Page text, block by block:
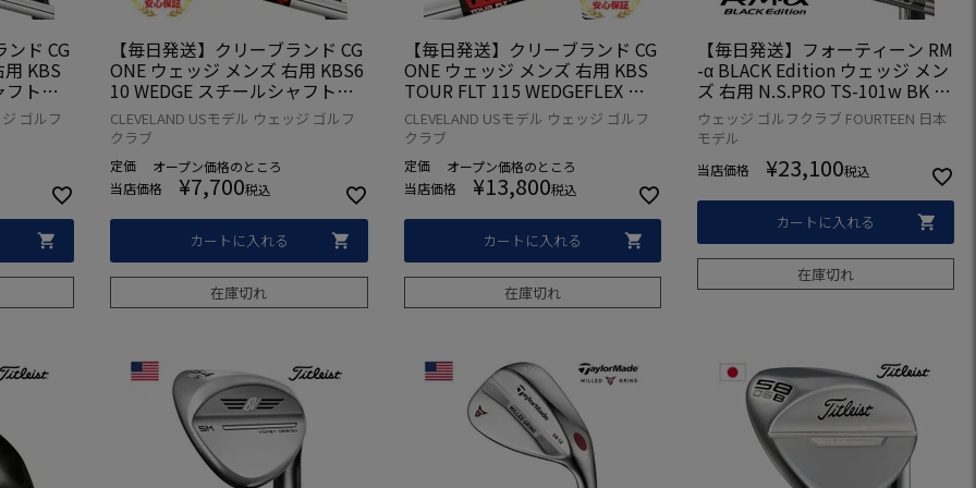
ド CG
KBS
ト
リップ
ゴルフ
【毎日発送】クリーブランド CG
ONE ウェッジ メンズ 右用 KBS6
10 WEDGE スチールシャフト（R
+…115g） ラムキングリップ US
A直輸入品
CLEVELAND USモデル ウェッジ ゴルフ
クラブ
定価 オープン価格のところ
当店価格
¥7,700税込
カートに入れる
在庫切れ
【毎日発送】クリーブランド CG
ONE ウェッジ メンズ 右用 KBS
TOUR FLT 115 WEDGEFLEX チ
ャウサーグリップ USA直輸入品
CLEVELAND USモデル ウェッジ ゴルフ
クラブ
定価 オープン価格のところ
当店価格
¥13,800税込
カートに入れる
在庫切れ
【毎日発送】フォーティーン RM
-α BLACK Edition ウェッジ メン
ズ 右用 N.S.PRO TS-101w BK ス
チールシャフト 日本正規品 2023
年モデル
ウェッジ ゴルフクラブ FOURTEEN 日本
モデル
当店価格 ¥23,100税込
カートに入れる
在庫切れ